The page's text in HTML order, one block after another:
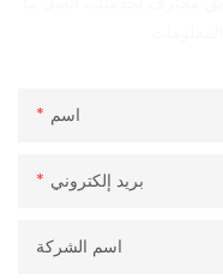
اسم
بريد إلكتروني
اسم الشركة